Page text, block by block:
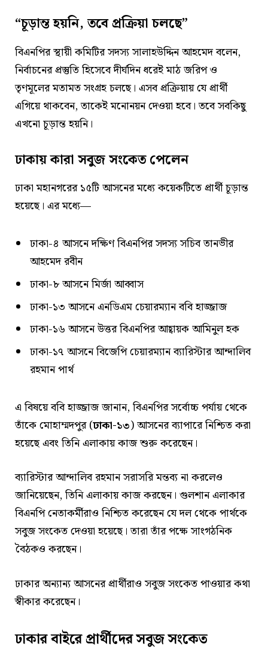
“চূড়ান্ত হয়নি, তবে প্রক্রিয়া চলছে”
বিএনপির স্থায়ী কমিটির সদস্য সালাহউদ্দিন আহমেদ বলেন,
নির্বাচনের প্রস্তুতি হিসেবে দীর্ঘদিন ধরেই মাঠ জরিপ ও
তৃণমূলের মতামত সংগ্রহ চলছে। এসব প্রক্রিয়ায় যে প্রার্থী
এগিয়ে থাকবেন, তাকেই মনোনয়ন দেওয়া হবে। তবে সবকিছু
এখনো চূড়ান্ত হয়নি।
ঢাকায় কারা সবুজ সংকেত পেলেন
ঢাকা মহানগরের ১৫টি আসনের মধ্যে কয়েকটিতে প্রার্থী চূড়ান্ত
হয়েছে। এর মধ্যে—
ঢাকা-৪ আসনে দক্ষিণ বিএনপির সদস্য সচিব তানভীর
আহমেদ রবীন
ঢাকা-৮ আসনে মির্জা আব্বাস
ঢাকা-১৩ আসনে এনডিএম চেয়ারম্যান ববি হাজ্জাজ
ঢাকা-১৬ আসনে উত্তর বিএনপির আহ্বায়ক আমিনুল হক
ঢাকা-১৭ আসনে বিজেপি চেয়ারম্যান ব্যারিস্টার আন্দালিব
রহমান পার্থ
এ বিষয়ে ববি হাজ্জাজ জানান, বিএনপির সর্বোচ্চ পর্যায় থেকে
তাঁকে মোহাম্মদপুর (ঢাকা-১৩) আসনের ব্যাপারে নিশ্চিত করা
হয়েছে এবং তিনি এলাকায় কাজ শুরু করেছেন।
ব্যারিস্টার আন্দালিব রহমান সরাসরি মন্তব্য না করলেও
জানিয়েছেন, তিনি এলাকায় কাজ করছেন। গুলশান এলাকার
বিএনপি নেতাকর্মীরাও নিশ্চিত করেছেন যে দল থেকে পার্থকে
সবুজ সংকেত দেওয়া হয়েছে। তারা তাঁর পক্ষে সাংগঠনিক
বৈঠকও করছেন।
ঢাকার অন্যান্য আসনের প্রার্থীরাও সবুজ সংকেত পাওয়ার কথা
স্বীকার করেছেন।
ঢাকার বাইরে প্রার্থীদের সবুজ সংকেত